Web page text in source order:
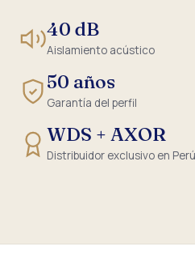
40 dB
Aislamiento acústico
50 años
Garantía del perfil
WDS + AXOR
Distribuidor exclusivo en Perú